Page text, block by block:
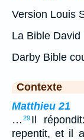
Version Louis
La Bible David
Darby Bible
Contexte
Matthieu 21
… 29 Il
repentit, et il